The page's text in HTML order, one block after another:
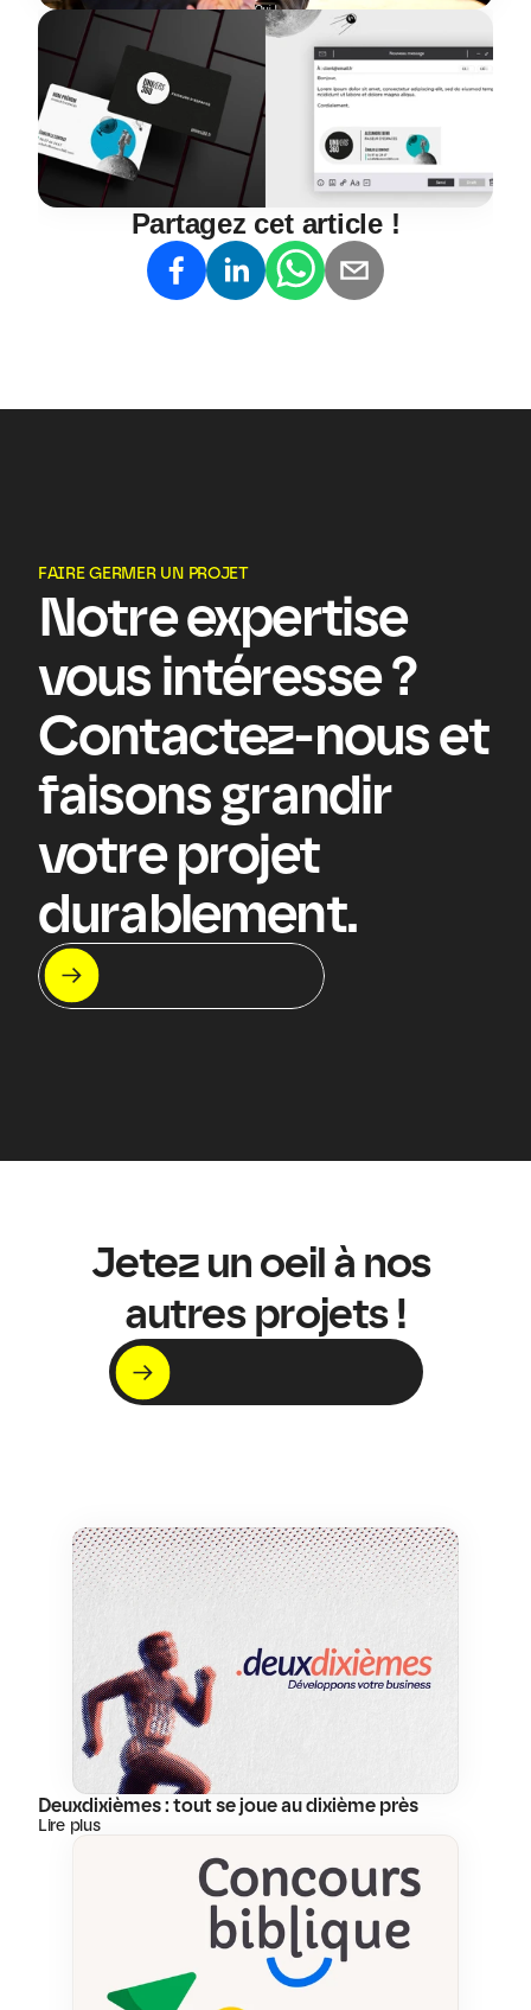
Partagez cet article !
FAIRE GERMER UN PROJET
Notre expertise
vous intéresse ?
Contactez-nous et
faisons grandir
votre projet
durablement.
On s'appelle ?
Let's meet !
Jetez un oeil à nos
autres projets !
Voir nos projets
C'est par ici !
Deuxdixièmes : tout se joue au dixième près
Lire plus